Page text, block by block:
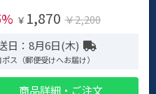
￥ 1,870 ￥2,200
日：8月6日(木)
ポス（郵便受けへお届け）
商品詳細・ご注文